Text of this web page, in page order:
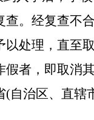
查。经复查不
处理，直至
假者，即取消
(自治区、直辖